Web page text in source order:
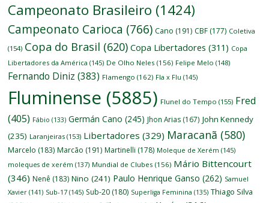
Campeonato Brasileiro (1424)
Campeonato Carioca (766) Cano (191) CBF (177) Coletiva
(154) Copa do Brasil (620) Copa Libertadores (311) Copa
Libertadores da América (145) De Olho Neles (156) Felipe Melo (148)
Fernando Diniz (383) Flamengo (162) Fla x Flu (145)
Fluminense (5885) Flunel do Tempo (155) Fred
(405) Fábio (133) Germán Cano (245) Jhon Arias (167) John Kennedy
(235) Laranjeiras (153) Libertadores (329) Maracanã (580)
Marcelo (183) Marcão (191) Martinelli (178) Moleque de Xerém (145)
moleques de xerém (137) Mundial de Clubes (156) Mário Bittencourt
(346) Nenê (183) Nino (241) Paulo Henrique Ganso (262) Samuel
Xavier (141) Sub-17 (145) Sub-20 (180) Superliga Feminina (135) Thiago Silva